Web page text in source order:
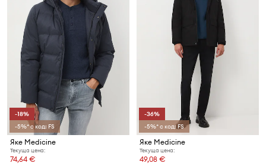
-18%
-5%* с код: FS
Яке Medicine
Текуща цена:
74,64 €
-36%
-5%* с код: FS
Яке Medicine
Текуща цена:
49,08 €